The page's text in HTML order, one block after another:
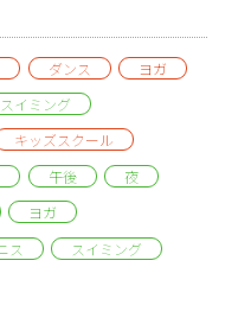
ダンス
ヨガ
スイミング
キッズスクール
午後
夜
ヨガ
ス
スイミング